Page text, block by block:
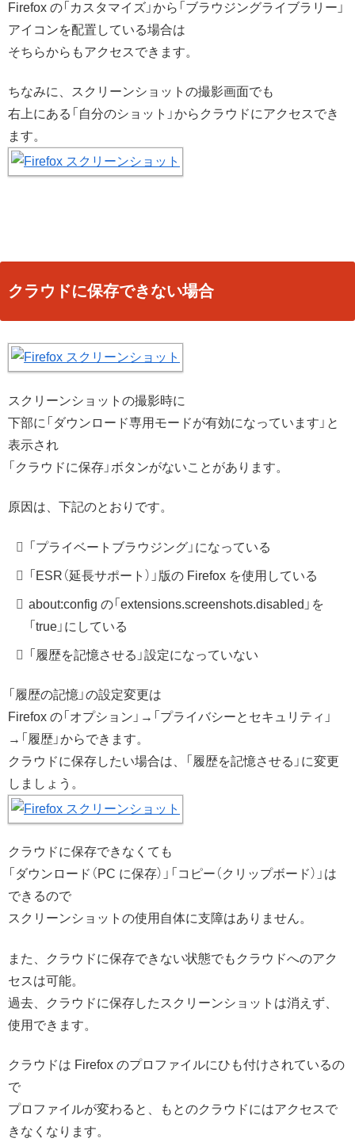
Firefox の「カスタマイズ」から「ブラウジングライブラリー」
アイコンを配置している場合は
そちらからもアクセスできます。
ちなみに、スクリーンショットの撮影画面でも
右上にある「自分のショット」からクラウドにアクセスでき
ます。
クラウドに保存できない場合
スクリーンショットの撮影時に
下部に「ダウンロード専用モードが有効になっています」と
表示され
「クラウドに保存」ボタンがないことがあります。
原因は、下記のとおりです。
「プライベートブラウジング」になっている
「ESR（延長サポート）」版の Firefox を使用している
about:config の「extensions.screenshots.disabled」を
「true」にしている
「履歴を記憶させる」設定になっていない
「履歴の記憶」の設定変更は
Firefox の「オプション」→「プライバシーとセキュリティ」
→「履歴」からできます。
クラウドに保存したい場合は、「履歴を記憶させる」に変更
しましょう。
クラウドに保存できなくても
「ダウンロード（PC に保存）」「コピー（クリップボード）」は
できるので
スクリーンショットの使用自体に支障はありません。
また、クラウドに保存できない状態でもクラウドへのアク
セスは可能。
過去、クラウドに保存したスクリーンショットは消えず、
使用できます。
クラウドは Firefox のプロファイルにひも付けされているの
で
プロファイルが変わると、もとのクラウドにはアクセスで
きなくなります。